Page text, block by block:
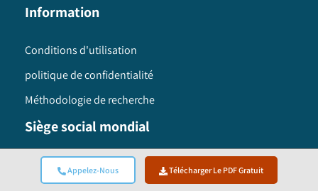
Appelez-Nous Télécharger Le PDF Gratuit
Information
Conditions d'utilisation
politique de confidentialité
Méthodologie de recherche
Siège social mondial
Global Market Insights Inc. 4 North Main Street,
Selbyville, Delaware 19975 USA